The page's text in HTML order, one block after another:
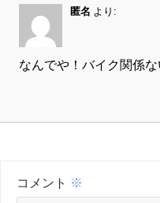
匿名 より:
なんでや！バイク関係な
コメント ※